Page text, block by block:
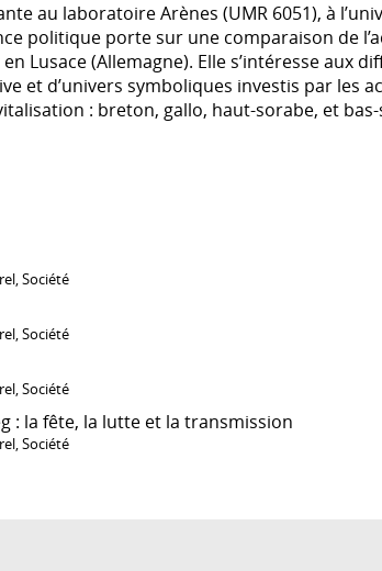
au laboratoire Arènes (UMR 6051), à
politique porte sur une comparaison de
Lusace (Allemagne). Elle s’intéresse aux
et d’univers symboliques investis par les
: breton, gallo, haut-sorabe, et
,Société
,Société
,Société
: la fête, la lutte et la transmission
,Société